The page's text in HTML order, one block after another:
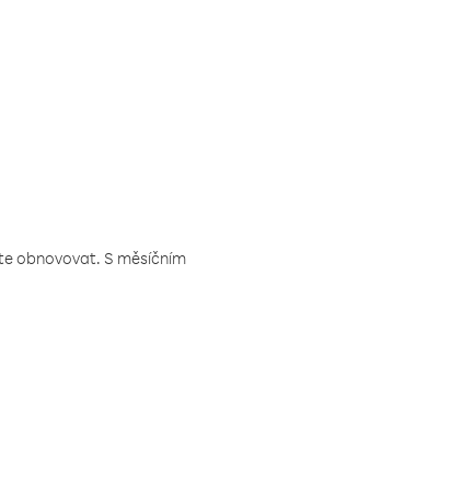
obnovovat. S měsíčním